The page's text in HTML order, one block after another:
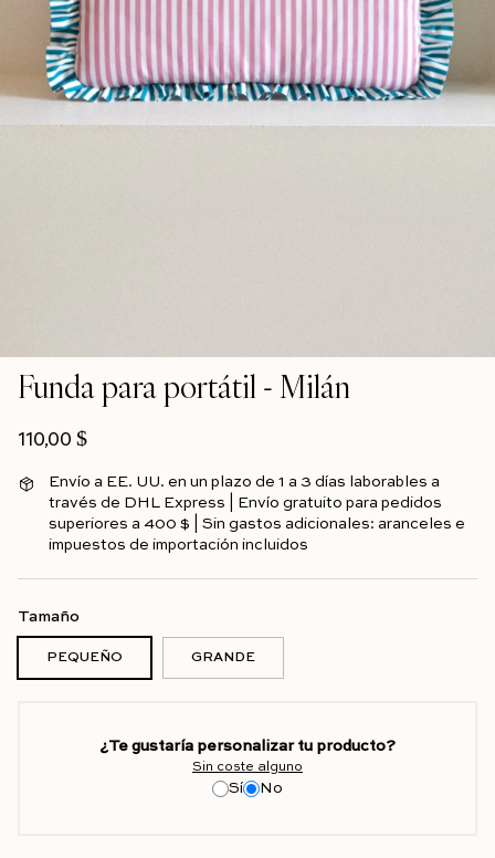
Funda para portátil - Milán
Precio habitual
110,00 $
Envío a EE. UU. en un plazo de 1 a 3 días laborables a
través de DHL Express | Envío gratuito para pedidos
superiores a 400 $ | Sin gastos adicionales: aranceles e
impuestos de importación incluidos
Tamaño
PEQUEÑO GRANDE
¿Te gustaría personalizar tu producto?
Sin coste alguno
Sí No